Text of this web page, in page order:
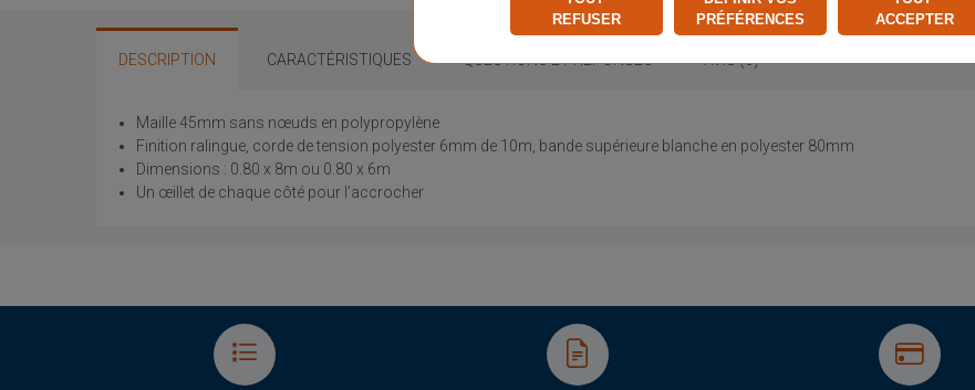
DESCRIPTION CARACTÉRISTIQUES QUESTIONS ET RÉPONSES AVIS (0)
Maille 45mm sans nœuds en polypropylène
Finition ralingue, corde de tension polyester 6mm de 10m, bande supérieure blanche en polyester 80mm
Dimensions : 0.80 x 8m ou 0.80 x 6m
Un œillet de chaque côté pour l’accrocher
REFUSER
PRÉFÉRENCES
ACCEPTER